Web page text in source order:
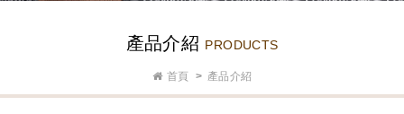
產品介紹 PRODUCTS
首頁 產品介紹